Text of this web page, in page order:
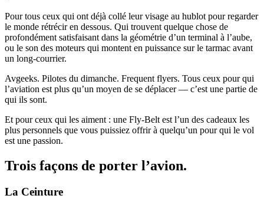
Pour tous ceux qui ont déjà collé leur visage au hublot pour regarder
le monde rétrécir en dessous. Qui trouvent quelque chose de
profondément satisfaisant dans la géométrie d’un terminal à l’aube,
ou le son des moteurs qui montent en puissance sur le tarmac avant
un long-courrier.
Avgeeks. Pilotes du dimanche. Frequent flyers. Tous ceux pour qui
l’aviation est plus qu’un moyen de se déplacer — c’est une partie de
qui ils sont.
Et pour ceux qui les aiment : une Fly-Belt est l’un des cadeaux les
plus personnels que vous puissiez offrir à quelqu’un pour qui le vol
est une passion.
Trois façons de porter l’avion.
La Ceinture